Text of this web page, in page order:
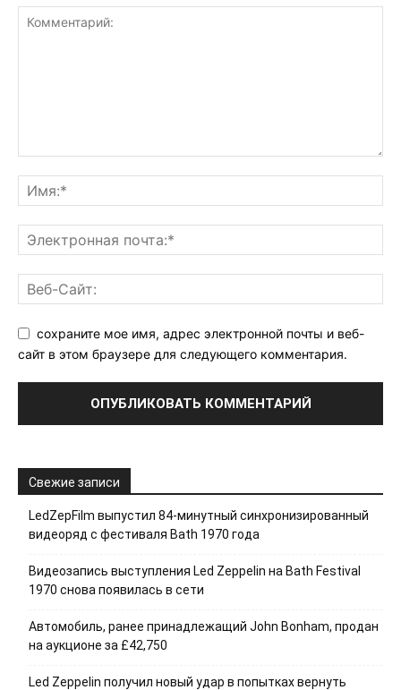
сохраните мое имя, адрес электронной почты и веб-
сайт в этом браузере для следующего комментария.
Свежие записи
LedZepFilm выпустил 84-минутный синхронизированный
видеоряд с фестиваля Bath 1970 года
Видеозапись выступления Led Zeppelin на Bath Festival
1970 снова появилась в сети
Автомобиль, ранее принадлежащий John Bonham, продан
на аукционе за £42,750
Led Zeppelin получил новый удар в попытках вернуть